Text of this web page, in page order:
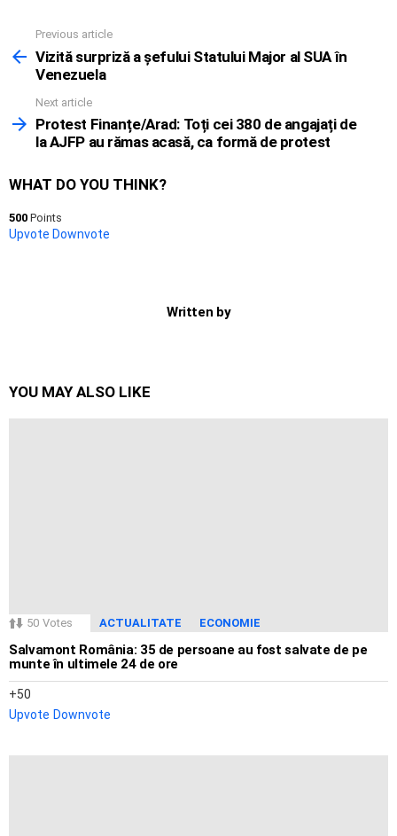
more
Previous article
Vizită surpriză a șefului Statului Major al SUA în
Venezuela
Next article
Protest Finanțe/Arad: Toți cei 380 de angajați de
la AJFP au rămas acasă, ca formă de protest
WHAT DO YOU THINK?
500 Points
Upvote Downvote
Written by
YOU MAY ALSO LIKE
50 Votes ACTUALITATE ECONOMIE
Salvamont România: 35 de persoane au fost salvate de pe
munte în ultimele 24 de ore
50
Upvote Downvote